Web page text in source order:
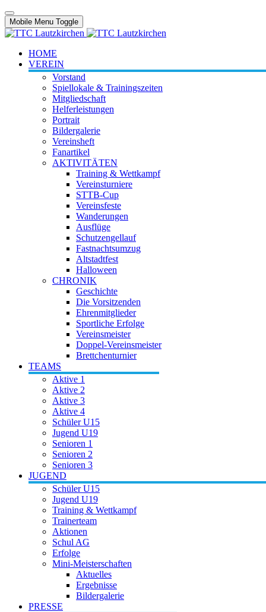
Mobile Menu Toggle
HOME
VEREIN
Vorstand
Spiellokale & Trainingszeiten
Mitgliedschaft
Helferleistungen
Portrait
Bildergalerie
Vereinsheft
Fanartikel
AKTIVITÄTEN
Training & Wettkampf
Vereinsturniere
STTB-Cup
Vereinsfeste
Wanderungen
Ausflüge
Schutzengellauf
Fastnachtsumzug
Altstadtfest
Halloween
CHRONIK
Geschichte
Die Vorsitzenden
Ehrenmitglieder
Sportliche Erfolge
Vereinsmeister
Doppel-Vereinsmeister
Brettchenturnier
TEAMS
Aktive 1
Aktive 2
Aktive 3
Aktive 4
Schüler U15
Jugend U19
Senioren 1
Senioren 2
Senioren 3
JUGEND
Schüler U15
Jugend U19
Training & Wettkampf
Trainerteam
Aktionen
Schul AG
Erfolge
Mini-Meisterschaften
Aktuelles
Ergebnisse
Bildergalerie
PRESSE